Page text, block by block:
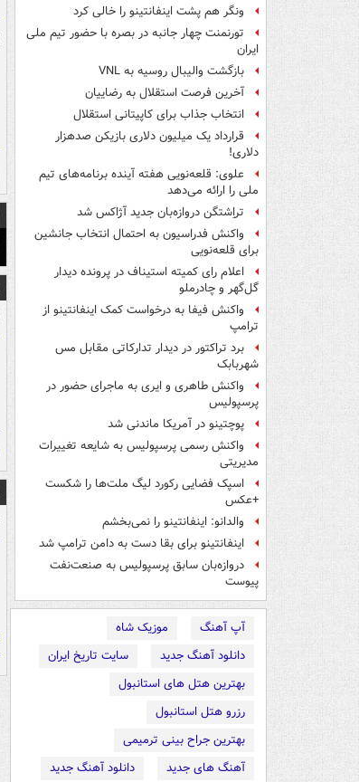
ونگر هم پشت اینفانتینو را خالی کرد
تورنمنت چهار جانبه در بصره با حضور تیم ملی
ایران
بازگشت والیبال روسیه به VNL
آخرین فرصت استقلال به رضاییان
انتخاب جذاب برای کاپیتانی استقلال
قرارداد یک میلیون دلاری بازیکن صدهزار
دلاری!
علوی: قلعه‌نویی هفته آینده برنامه‌های تیم
ملی را ارائه می‌دهد
تراِشتگن دروازه‌بان جدید آژاکس شد
واکنش فدراسیون به احتمال انتخاب جانشین
برای قلعه‌نویی
اعلام رای کمیته استیناف در پرونده دیدار
گل‌گهر و چادرملو
واکنش فیفا به درخواست کمک اینفانتینو از
ترامپ
برد تراکتور در دیدار تدارکاتی مقابل مس
شهربابک
واکنش طاهری و ایری به ماجرای حضور در
پرسپولیس
پوچتینو در آمریکا ماندنی شد
واکنش رسمی پرسپولیس به شایعه تغییرات
مدیریتی
اسپک فضایی رکورد لیگ ملت‌ها را شکست
+عکس
والدانو: اینفانتینو را نمی‌بخشم
اینفانتینو برای بقا دست به دامن ترامپ شد
دروازه‌بان سابق پرسپولیس به صنعت‌نفت
پیوست
آپ آهنگ
موزیک شاه
دانلود آهنگ جدید
سایت تاریخ ایران
بهترین هتل های استانبول
رزرو هتل استانبول
بهترین جراح بینی ترمیمی
آهنگ های جدید
دانلود آهنگ جدید